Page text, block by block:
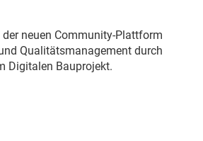
neuen Community-Plattform
Qualitätsmanagement durch
Digitalen Bauprojekt.